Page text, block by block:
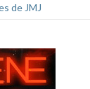
de JMJ